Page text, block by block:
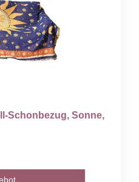
Schonbezug, Sonne,